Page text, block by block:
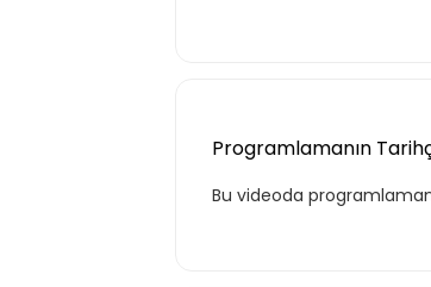
Programlamanın
Bu videoda